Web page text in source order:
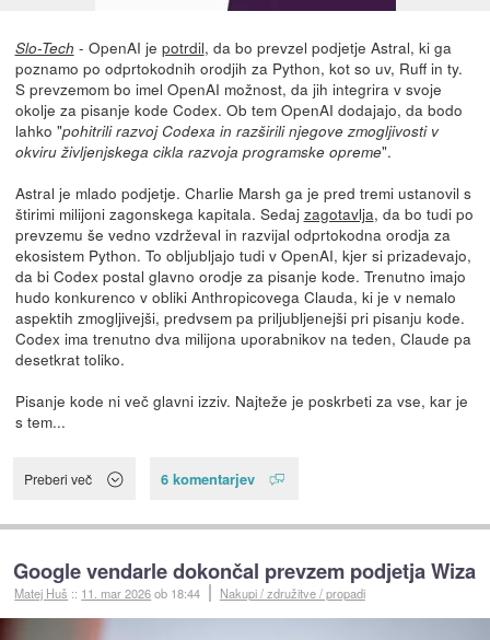
Slo-Tech - OpenAI je potrdil, da bo prevzel podjetje Astral, ki ga
poznamo po odprtokodnih orodjih za Python, kot so uv, Ruff in ty.
S prevzemom bo imel OpenAI možnost, da jih integrira v svoje
okolje za pisanje kode Codex. Ob tem OpenAI dodajajo, da bodo
lahko "pohitrili razvoj Codexa in razširili njegove zmogljivosti v
okviru življenjskega cikla razvoja programske opreme".
Astral je mlado podjetje. Charlie Marsh ga je pred tremi ustanovil s
štirimi milijoni zagonskega kapitala. Sedaj zagotavlja, da bo tudi po
prevzemu še vedno vzdrževal in razvijal odprtokodna orodja za
ekosistem Python. To obljubljajo tudi v OpenAI, kjer si prizadevajo,
da bi Codex postal glavno orodje za pisanje kode. Trenutno imajo
hudo konkurenco v obliki Anthropicovega Clauda, ki je v nemalo
aspektih zmogljivejši, predvsem pa priljubljenejši pri pisanju kode.
Codex ima trenutno dva milijona uporabnikov na teden, Claude pa
desetkrat toliko.
Pisanje kode ni več glavni izziv. Najteže je poskrbeti za vse, kar je
s tem...
Preberi več 6 komentarjev
Google vendarle dokončal prevzem podjetja Wiza
Matej Huš :: 11. mar 2026ob 18:44 Nakupi / združitve / propadi